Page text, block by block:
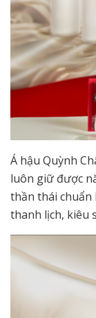
Á hậu Quỳnh
luôn giữ được
thần thái chuẩn
thanh lịch, kiêu